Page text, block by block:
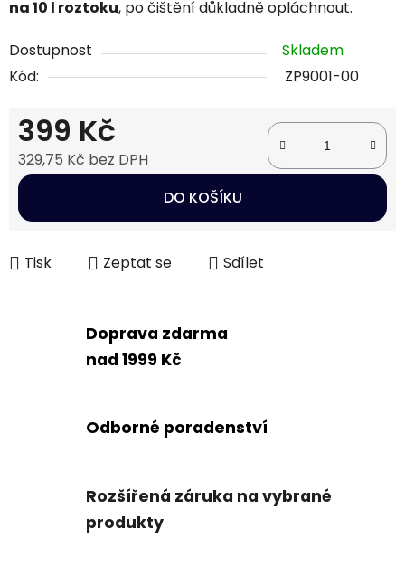
na 10 l roztoku, po čištění důkladně opláchnout.
Dostupnost
Skladem
Kód:
ZP9001-00
399 Kč
329,75 Kč bez DPH
Měrná cena:
DO KOŠÍKU
Tisk Zeptat se Sdílet
Doprava zdarma
nad 1999 Kč
Odborné poradenství
Rozšířená záruka na vybrané
produkty